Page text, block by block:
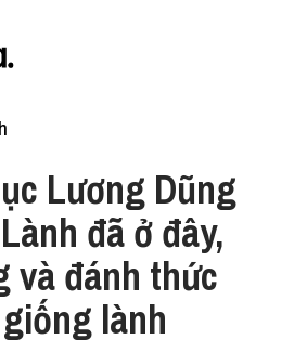
Lương Dũng
đã ở đây,
và đánh thức
lành